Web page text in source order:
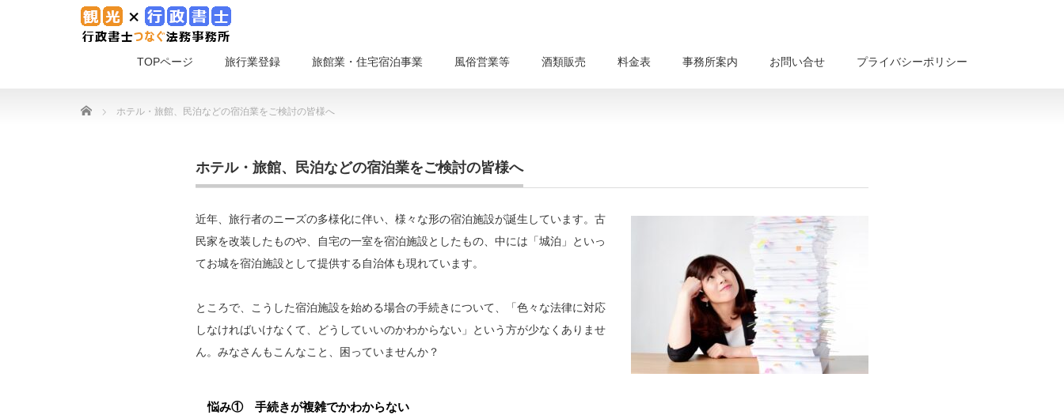
TOPページ 旅行業登録 旅館業・住宅宿泊事業 風俗営業等 酒類販売 料金表 事務所案内 お問い合せ プライバシーポリシー
Home ホテル・旅館、民泊などの宿泊業をご検討の皆様へ
ホテル・旅館、民泊などの宿泊業をご検討の皆様へ
近年、旅行者のニーズの多様化に伴い、様々な形の宿泊施設が誕生しています。古
民家を改装したものや、自宅の一室を宿泊施設としたもの、中には「城泊」といっ
てお城を宿泊施設として提供する自治体も現れています。
ところで、こうした宿泊施設を始める場合の手続きについて、「色々な法律に対応
しなければいけなくて、どうしていいのかわからない」という方が少なくありませ
ん。みなさんもこんなこと、困っていませんか？
悩み① 手続きが複雑でかわからない